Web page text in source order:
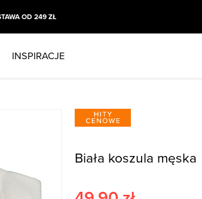
OD 249 ZŁ
INSPIRACJE
Biała koszula męska